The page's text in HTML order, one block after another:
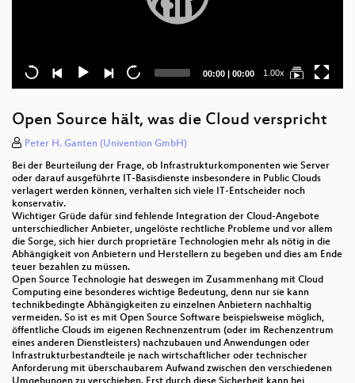
Current
00:00 | Total
00:00 1.00x
Open Source hält, was die Cloud verspricht
Peter H. Ganten (Univention GmbH)
Bei der Beurteilung der Frage, ob Infrastrukturkomponenten wie Server
oder darauf ausgeführte IT-Basisdienste insbesondere in Public Clouds
verlagert werden können, verhalten sich viele IT-Entscheider noch
konservativ.
Wichtiger Grüde dafür sind fehlende Integration der Cloud-Angebote
unterschiedlicher Anbieter, ungelöste rechtliche Probleme und vor allem
die Sorge, sich hier durch proprietäre Technologien mehr als nötig in die
Abhängigkeit von Anbietern und Herstellern zu begeben und dies am Ende
teuer bezahlen zu müssen.
Open Source Technologie hat deswegen im Zusammenhang mit Cloud
Computing eine besonderes wichtige Bedeutung, denn nur sie kann
technikbedingte Abhängigkeiten zu einzelnen Anbietern nachhaltig
vermeiden. So ist es mit Open Source Software beispielsweise möglich,
öffentliche Clouds im eigenen Rechnenzentrum (oder im Rechenzentrum
eines anderen Dienstleisters) nachzubauen und Anwendungen oder
Infrastrukturbestandteile je nach wirtschaftlicher oder technischer
Anforderung mit überschaubarem Aufwand zwischen den verschiedenen